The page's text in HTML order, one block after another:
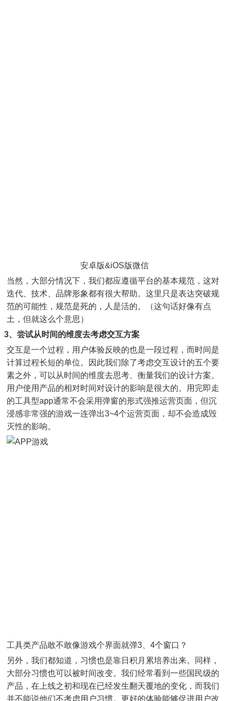
安卓版&iOS版微信
当然，大部分情况下，我们都应遵循平台的基本规范，这对
迭代、技术、品牌形象都有很大帮助。这里只是表达突破规
范的可能性，规范是死的，人是活的。（这句话好像有点
土，但就这么个意思）
3、尝试从时间的维度去考虑交互方案
交互是一个过程，用户体验反映的也是一段过程，而时间是
计算过程长短的单位。因此我们除了考虑交互设计的五个要
素之外，可以从时间的维度去思考、衡量我们的设计方案。
用户使用产品的相对时间对设计的影响是很大的。用完即走
的工具型app通常不会采用弹窗的形式强推运营页面，但沉
浸感非常强的游戏一连弹出3~4个运营页面，却不会造成毁
灭性的影响。
工具类产品敢不敢像游戏个界面就弹3、4个窗口？
另外，我们都知道，习惯也是靠日积月累培养出来。同样，
大部分习惯也可以被时间改变。我们经常看到一些国民级的
产品，在上线之初和现在已经发生翻天覆地的变化，而我们
并不能说他们不考虑用户习惯。更好的体验能够促进用户改